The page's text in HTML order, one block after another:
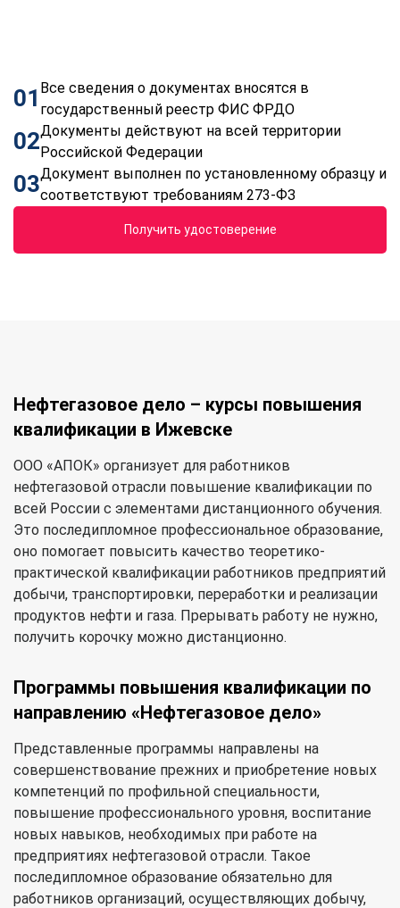
01 Все сведения о документах вносятся в
государственный реестр ФИС ФРДО
02Документы действуют на всей территории
Российской Федерации
03Документ выполнен по установленному образцу и
соответствуют требованиям 273-ФЗ
Получить удостоверение
Нефтегазовое дело – курсы повышения
квалификации в Ижевске
ООО «АПОК» организует для работников
нефтегазовой отрасли повышение квалификации по
всей России с элементами дистанционного обучения.
Это последипломное профессиональное образование,
оно помогает повысить качество теоретико-
практической квалификации работников предприятий
добычи, транспортировки, переработки и реализации
продуктов нефти и газа. Прерывать работу не нужно,
получить корочку можно дистанционно.
Программы повышения квалификации по
направлению «Нефтегазовое дело»
Представленные программы направлены на
совершенствование прежних и приобретение новых
компетенций по профильной специальности,
повышение профессионального уровня, воспитание
новых навыков, необходимых при работе на
предприятиях нефтегазовой отрасли. Такое
последипломное образование обязательно для
работников организаций, осуществляющих добычу,